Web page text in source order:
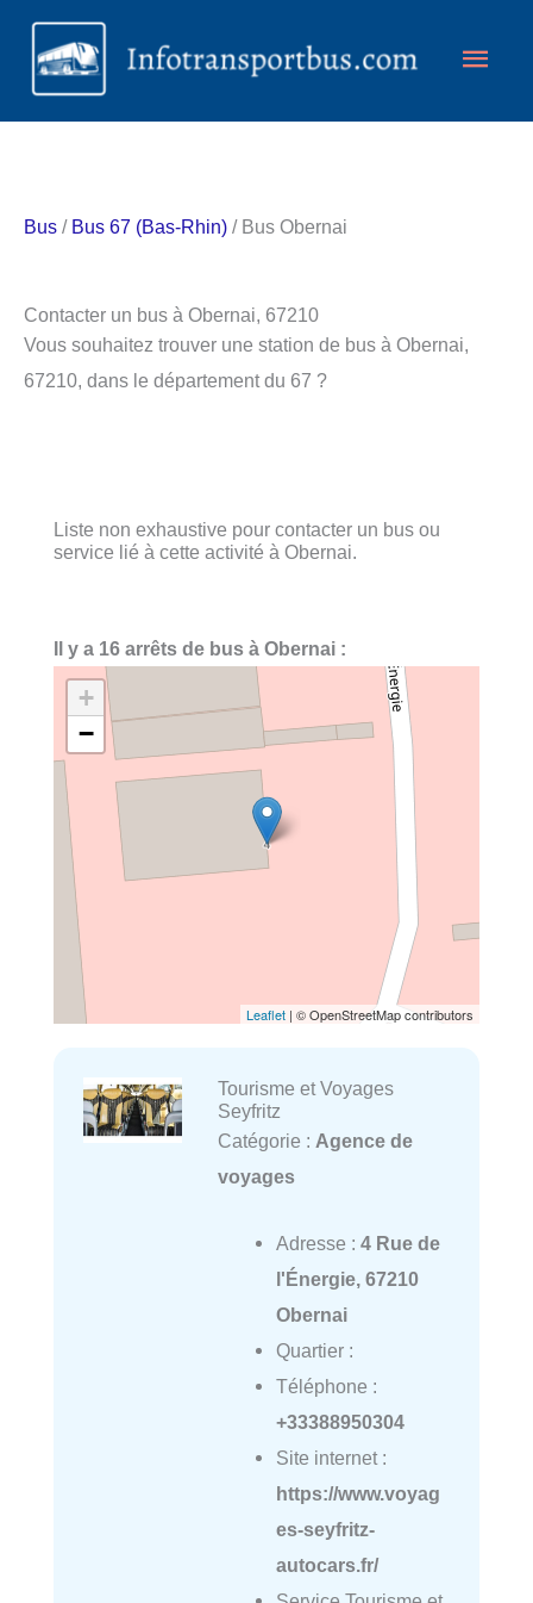
Aller
contenu
Bus / Bus 67 (Bas-Rhin) / Bus Obernai
Contacter un bus à Obernai, 67210
Vous souhaitez trouver une station de bus à Obernai,
67210, dans le département du 67 ?
Liste non exhaustive pour contacter un bus ou
service lié à cette activité à Obernai.
Il y a 16 arrêts de bus à Obernai :
+
−
Leaflet | © OpenStreetMap contributors
Tourisme et Voyages
Seyfritz
Catégorie : Agence de
voyages
Adresse : 4 Rue de
l'Énergie, 67210
Obernai
Quartier :
Téléphone :
+33388950304
Site internet :
https://www.voyag
es-seyfritz-
autocars.fr/